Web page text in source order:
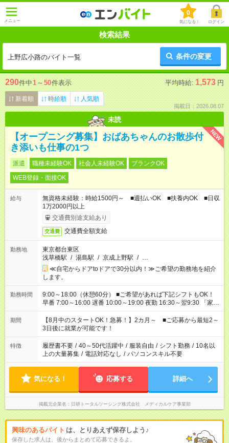
メニュー
0
気になる！ ログイン
検索結果
上野広小路のバイト一覧 条件の変更
290件中1 ～ 50件表示 平均時給: 1,573 円
新着順 時給順 人気順
掲載日：2026.08.07
未読
NEW
【オープニング募集】おばあちゃんのお散歩付
き添いも仕事の1つ
派遣 職種未経験OK 社会人未経験OK
ブランクOK
WEB登録・面接OK
給与
無資格未経験：時給1500円～ ■週払いOK ■扶養内OK ■日収
1万2000円以上
交通費別途支給あり
交通費 交通費全額支給
勤務地
東京都台東区
浅草橋駅 / 湯島駅 / 京成上野駅 / …
≪自宅からドアtoドアで30分以内！≫ご希望の勤務地を紹介
します。
勤務時間
9:00～18:00（休憩60分） ■ご希望があれば下記シフトもOK！
早番 7:00～16:00 遅番 10:00～19:00 夜勤 16:30～翌9:30 「家族
と休みを合わせたい」 「余裕を持って夕飯の準備がしたい」
「できれば残業はしたくない」 など、ご希望を教えてください
ね。 ※Wワーク希望の方へ 今ご覧のお仕事で希望する勤務時間
と、もう1つのお仕事の勤務時間。 合計で週40時間を超える場
合は応募できません。
期間
【8月中のスタートOK！急募！】2カ月～ ■ご応募から最短2～
3日後に就業が可能です！
特徴 履歴書不要 / 40～50代活躍中 / 服装自由 / シフト勤務 / 10名以
上の大量募集 / 電話対応なし / パソコンスキル不要
気になる！ 応募する 詳細へ
掲載元企業名 日研トータルソーシング株式会社 メディカルケア事業部
興味のあるバイト は、とりあえず保存しよう♪
保存した求人は、後からまとめて応募できるよ。